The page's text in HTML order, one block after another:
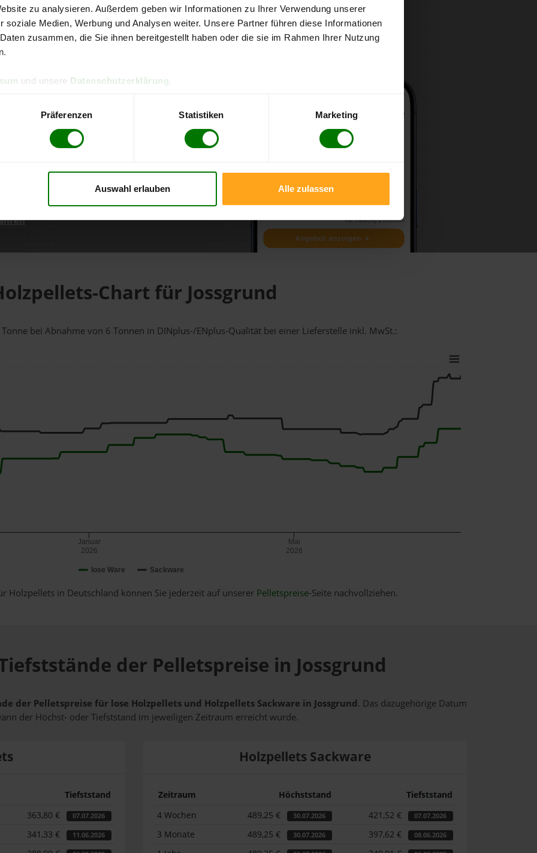
zu analysieren. Außerdem geben wir Informationen zu Ihrer Verwendung unserer
soziale Medien, Werbung und Analysen weiter. Unsere Partner führen diese Informationen
zusammen, die Sie ihnen bereitgestellt haben oder die sie im Rahmen Ihrer Nutzung
und unsere Datenschutzerklärung
Präferenzen Statistiken Marketing
Auswahl erlauben Alle zulassen
kostenlose
direkt online bestellen
aktuellen Stand
Chart für Jossgrund
bei Abnahmevon 6 Tonnen in DINplus-/ENplus-Qualität bei einer Lieferstelle inkl. MwSt.:
lose Ware Sackware
Januar
2026
Mai
2026
Holzpellets in Deutschland können Sie jederzeit auf unserer Pelletspreise-Seite nachvollziehen.
der Pelletspreise in Jossgrund
der Pelletspreise für lose Holzpellets und Holzpellets Sackware in Jossgrund. Das dazugehörige Datum
der Höchst- oder Tiefststand im jeweiligen Zeitraum erreicht wurde.
Tiefststand
363,80 € 07.07.2026
341,33 € 11.06.2026
Holzpellets Sackware
Zeitraum Höchststand
Tiefststand
4 Wochen
489,25 € 30.07.2026 421,52 € 07.07.2026
3 Monate 489,25 € 30.07.2026 397,62 € 08.06.2026